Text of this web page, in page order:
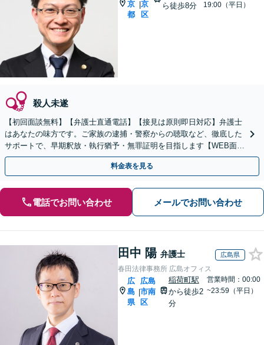
京
都
|京
区
ら徒歩8分
19:00（平日）
殺人未遂
【初回面談無料】【弁護士直通電話】【接見は原則即日対応】弁護士
はあなたの味方です。ご家族の逮捕・警察からの聴取など、徹底した
サポートで、早期釈放・執行猶予・無罪証明を目指します【WEB面談
可】【休日・夜間・当日相談に対応】
料金表を見る
電話でお問い合わせ メールでお問い合わせ
田中 陽 弁護士 広島県
春田法律事務所 広島オフィス
広
島
県
|
広島
市南
区
稲荷町駅
から徒歩2
分
営業時間：00:00
~23:59（平日）